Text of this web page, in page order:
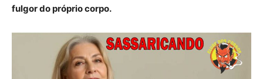
fulgor do próprio corpo.